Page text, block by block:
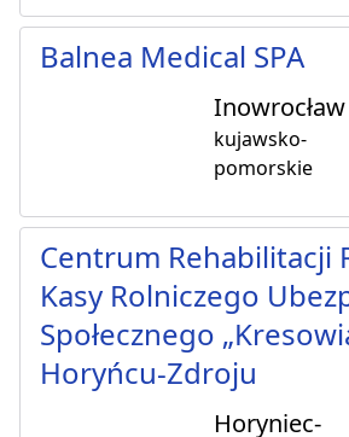
Balnea Medical SPA
Inowrocław
kujawsko-
pomorskie
Centrum Rehabilitacji
Kasy Rolniczego
Społecznego
Horyńcu-Zdroju
Horyniec-